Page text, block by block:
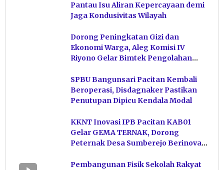
Pantau Isu Aliran Kepercayaan demi
Jaga Kondusivitas Wilayah
Dorong Peningkatan Gizi dan
Ekonomi Warga, Aleg Komisi IV
Riyono Gelar Bimtek Pengolahan
SPBU Bangunsari Pacitan Kembali
Beroperasi, Disdagnaker Pastikan
Penutupan Dipicu Kendala Modal
KKNT Inovasi IPB Pacitan KAB01
Gelar GEMA TERNAK, Dorong
Peternak Desa Sumberejo Berinovasi
Pembangunan Fisik Sekolah Rakyat